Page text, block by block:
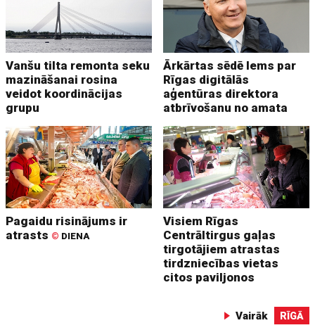
Vanšu tilta remonta seku
mazināšanai rosina
veidot koordinācijas
grupu
Ārkārtas sēdē lems par
Rīgas digitālās
aģentūras direktora
atbrīvošanu no amata
Pagaidu risinājums ir
atrasts © DIENA
Visiem Rīgas
Centrāltirgus gaļas
tirgotājiem atrastas
tirdzniecības vietas
citos paviljonos
Vairāk RĪGĀ